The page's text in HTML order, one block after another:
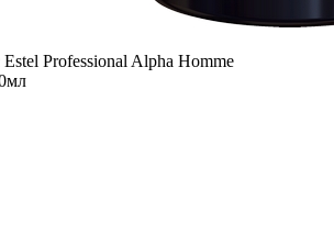
Professional Alpha Homme